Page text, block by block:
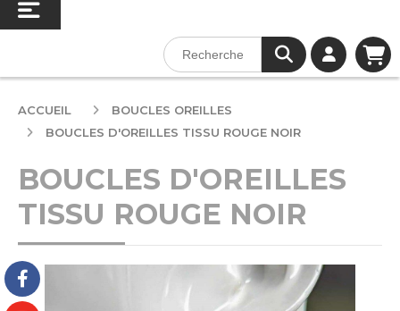
ACCUEIL
BOUCLES OREILLES
BOUCLES D'OREILLES TISSU ROUGE NOIR
BOUCLES D'OREILLES
TISSU ROUGE NOIR